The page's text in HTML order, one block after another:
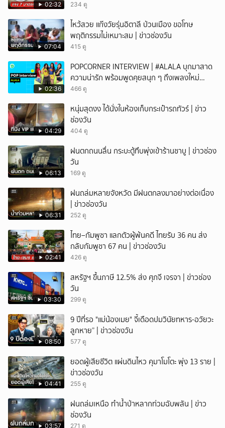
02:32 234 ดู
07:04
ไหว้สวย แก๊งวัยรุ่นอิตาลี ป่วนเมือง ขอโทษ
พฤติกรรมไม่เหมาะสม | ข่าวช่องวัน
415 ดู
02:36
POPCORNER INTERVIEW | #ALALA บุกมาสาด
ความน่ารัก พร้อมพูดคุยสนุก ๆ ถึงเพลงใหม่
'ON&OFF'
466 ดู
04:29
หนุ่มสุดงง ได้นั่งในห้องเก็บกระเป๋ารถทัวร์ | ข่าว
ช่องวัน
404 ดู
06:13
ฝนตกถนนลื่น กระบะตู้ทึบพุ่งเข้าร้านชาบู | ข่าวช่อง
วัน
169 ดู
06:31
ฝนถล่มหลายจังหวัด มีฝนตกลงมาอย่างต่อเนื่อง
| ข่าวช่องวัน
252 ดู
02:41
ไทย–กัมพูชา แลกตัวผู้พ้นคดี ไทยรับ 36 คน ส่ง
กลับกัมพูชา 67 คน | ข่าวช่องวัน
426 ดู
03:30
สหรัฐฯ ขึ้นภาษี 12.5% ส่ง ศุภจี เจรจา | ข่าวช่อง
วัน
299 ดู
08:50
9 ปีที่รอ "แม่น้องเมย" จี้เดือดปมวินัยทหาร-อวัยวะ
ลูกหาย” | ข่าวช่องวัน
577 ดู
04:41
ยอดผู้เสียชีวิต แผ่นดินไหว คุมาโมโตะ พุ่ง 13 ราย |
ข่าวช่องวัน
255 ดู
03:57
ฝนถล่มเหนือ ทำน้ำป่าหลากท่วมฉับพลัน | ข่าว
ช่องวัน
271 ดู